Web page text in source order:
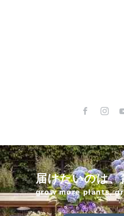
届けたいのは
grow more plants,